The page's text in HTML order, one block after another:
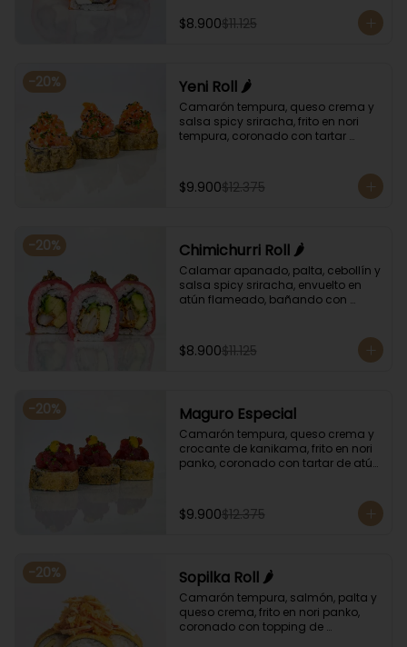
$8.900$11.125
-20% Yeni Roll 🌶️
Camarón tempura, queso crema y
salsa spicy sriracha, frito en nori
tempura, coronado con tartar
$9.900$12.375
-20% Chimichurri Roll 🌶️
Calamar apanado, palta, cebollín y
salsa spicy sriracha, envuelto en
atún flameado, bañando con
$8.900$11.125
-20% Maguro Especial
Camarón tempura, queso crema y
crocante de kanikama, frito en nori
panko, coronado con tartar de atún
$9.900$12.375
-20% Sopilka Roll 🌶️
Camarón tempura, salmón, palta y
queso crema, frito en nori panko,
coronado con topping de